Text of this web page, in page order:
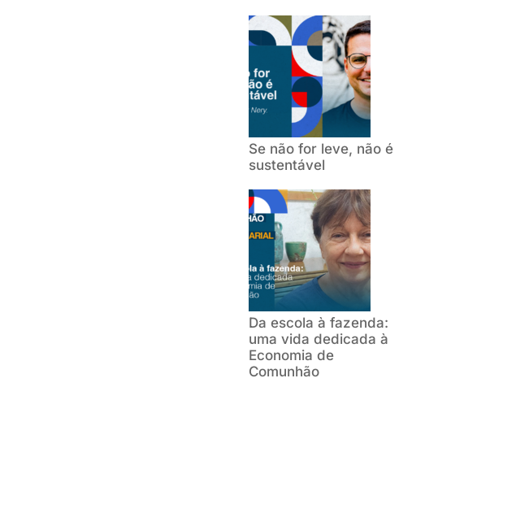
Se não for leve, não é
sustentável
Da escola à fazenda:
uma vida dedicada à
Economia de
Comunhão